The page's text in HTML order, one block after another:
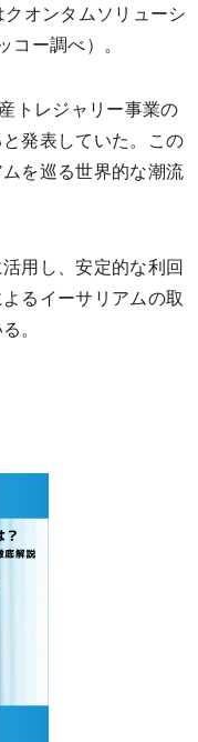
オンタムソリューシ
ー調べ）。
トレジャリー事業の
発表していた。この
を巡る世界的な潮流
用し、安定的な利回
るイーサリアムの取
。